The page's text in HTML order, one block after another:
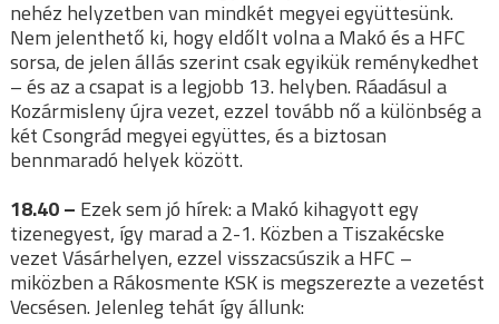
nehéz helyzetben van mindkét megyei együttesünk.
Nem jelenthető ki, hogy eldőlt volna a Makó és a HFC
sorsa, de jelen állás szerint csak egyikük reménykedhet
– és az a csapat is a legjobb 13. helyben. Ráadásul a
Kozármisleny újra vezet, ezzel tovább nő a különbség a
két Csongrád megyei együttes, és a biztosan
bennmaradó helyek között.
18.40 – Ezek sem jó hírek: a Makó kihagyott egy
tizenegyest, így marad a 2-1. Közben a Tiszakécske
vezet Vásárhelyen, ezzel visszacsúszik a HFC –
miközben a Rákosmente KSK is megszerezte a vezetést
Vecsésen. Jelenleg tehát így állunk: